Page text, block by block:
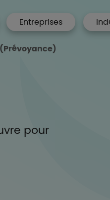
Entreprises
pour